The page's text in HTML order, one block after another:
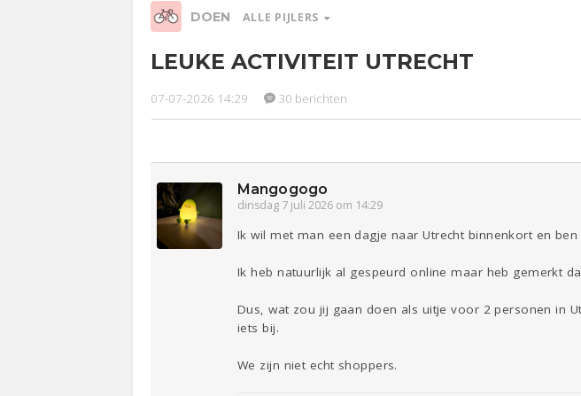
DOEN ALLE PIJLERS
Entertainment
Lijf & Lijn Digi Eten
Sport Contact Viva zoekt Aangeboden Gevraagd
LEUKE ACTIVITEIT UTRECHT
07-07-2026 14:29 30 berichten
Mangogogo
dinsdag 7 juli 2026 om 14:29
Ik wil met man een dagje naar Utrecht binnenkort en
Ik heb natuurlijk al gespeurd online maar heb gemerkt
Dus, wat zou jij gaan doen als uitje voor 2 personen in
iets bij.
We zijn niet echt shoppers.